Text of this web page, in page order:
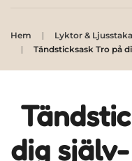
Hem Lyktor &
Tändsticksask Tro på
dig